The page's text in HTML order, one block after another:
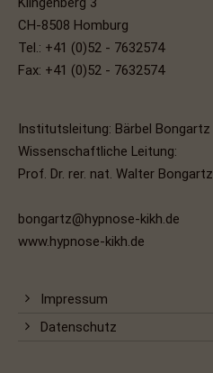
CH-8508 Homburg
Tel.: +41 (0)52 - 7632574
Fax: +41 (0)52 - 7632574
Institutsleitung: Bärbel Bongartz
Wissenschaftliche Leitung:
Prof. Dr. rer. nat. Walter Bongartz
bongartz@hypnose-kikh.de
www.hypnose-kikh.de
Impressum
Datenschutz